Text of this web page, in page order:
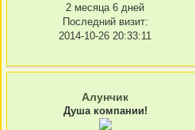
2 месяца 6 дней
Последний визит:
2014-10-26 20:33:11
Алунчик
Душа компании!